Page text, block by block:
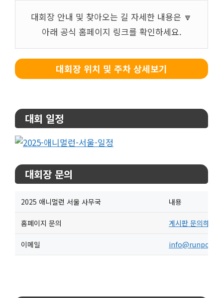
대회장 안내 및 찾아오는 길 자세한 내용은 🔽
아래 공식 홈페이지 링크를 확인하세요.
대회장 위치 및 주차 상세보기
대회 일정
대회장 문의
2025 애니멀런 서울 사무국 내용
홈페이지 문의 게시판 문의하기
이메일